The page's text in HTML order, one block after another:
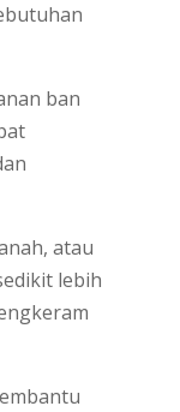
ban
atau
lebih